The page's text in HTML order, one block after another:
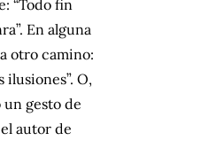
“Todo fin
En alguna
otro camino:
ilusiones”. O,
gesto de
autor de